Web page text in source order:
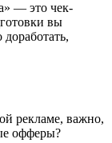
— это чек-
вы
рекламе, важно,
офферы?